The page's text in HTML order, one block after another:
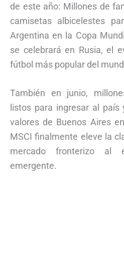
de este año: Millones de
camisetas albicelestes
Argentina en la Copa
se celebrará en Rusia, el
fútbol más popular del
También en junio,
listos para ingresar al
valores de Buenos Aires
MSCI finalmente eleve la
mercado fronterizo al
emergente.